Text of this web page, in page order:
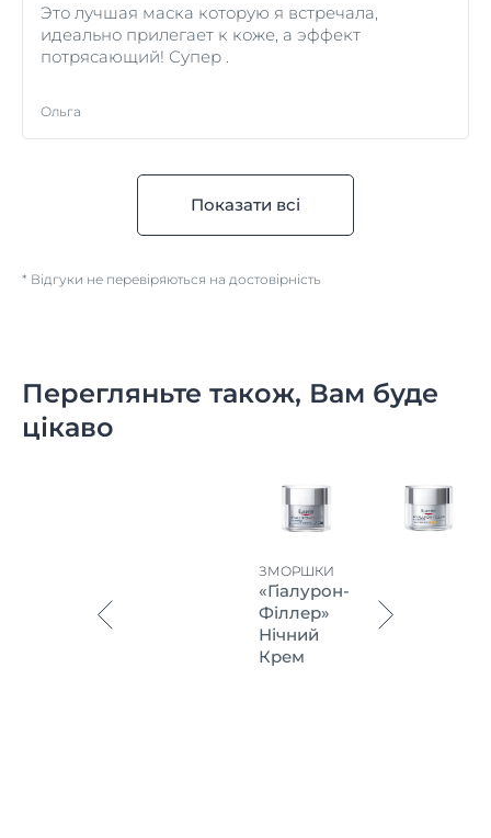
Это лучшая маска которую я встречала,
идеально прилегает к коже, а эффект
потрясающий! Супер .
Ольга
Показати всі
* Відгуки не перевіряються на достовірність
Перегляньте також, Вам буде
цікаво
ЗМОРШКИ
«Гіалурон-
Філлер»
Нічний
Крем